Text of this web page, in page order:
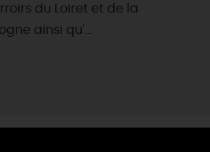
du Loiret et de la
ainsi qu'...